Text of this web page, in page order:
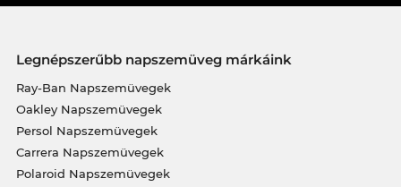
Legnépszerűbb napszemüveg márkáink
Ray-Ban Napszemüvegek
Oakley Napszemüvegek
Persol Napszemüvegek
Carrera Napszemüvegek
Polaroid Napszemüvegek